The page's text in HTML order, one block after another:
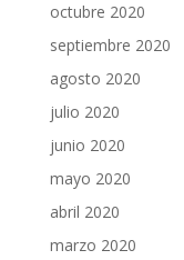
octubre 2020
septiembre 2020
agosto 2020
julio 2020
junio 2020
mayo 2020
abril 2020
marzo 2020